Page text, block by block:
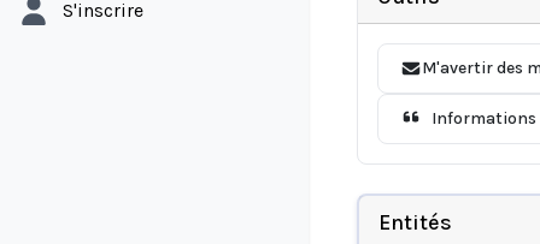
S'inscrire
M'avertir des
Informations
Entités